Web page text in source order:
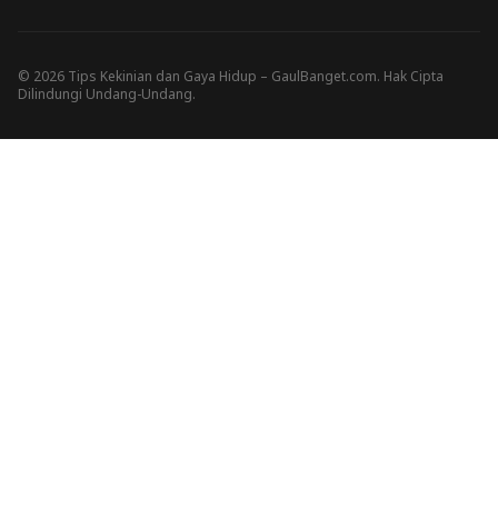
© 2026 Tips Kekinian dan Gaya Hidup – GaulBanget.com. Hak Cipta
Dilindungi Undang-Undang.